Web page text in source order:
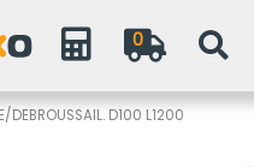
0
DEBROUSSAIL. D100 L1200